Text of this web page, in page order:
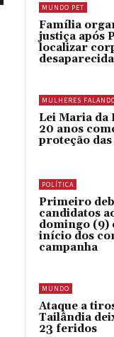
MUNDO PET
Família
justiça após
localizar
MULHERES
Lei Maria da
20 anos
proteção
POLÍTICA
Primeiro
candidatos
domingo (9)
início dos
campanha
MUNDO
Ataque a
Tailândia
23 feridos